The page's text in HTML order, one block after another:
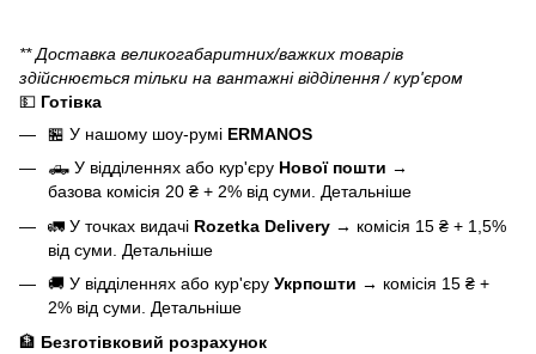
** Доставка великогабаритних/важких товарів
здійснюється тільки на вантажні відділення / кур'єром
💵 Готівка
🏪 У нашому шоу-румі ERMANOS
🛻 У відділеннях або кур'єру Нової пошти →
базова комісія 20 ₴ + 2% від суми. Детальніше
🚛 У точках видачі Rozetka Delivery → комісія 15 ₴ + 1,5%
від суми. Детальніше
🚚 У відділеннях або кур'єру Укрпошти → комісія 15 ₴ +
2% від суми. Детальніше
🏦 Безготівковий розрахунок